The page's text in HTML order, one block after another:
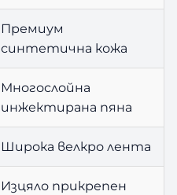
Премиум
синтетична кожа
Многослойна
инжектирана пяна
Широка велкро лента
Изцяло прикрепен